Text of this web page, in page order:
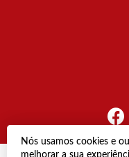
Nós usamos cookies e
melhorar a sua